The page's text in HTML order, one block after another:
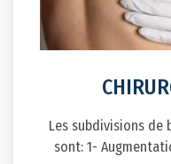
Les subdivisions de
sont: 1-